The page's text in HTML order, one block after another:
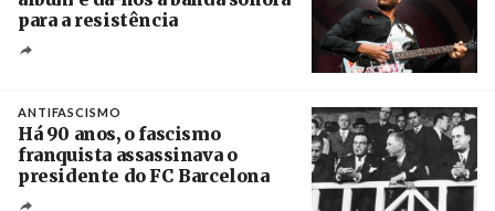
para a resistência
ANTIFASCISMO
Há 90 anos, o fascismo
franquista assassinava o
presidente do FC Barcelona